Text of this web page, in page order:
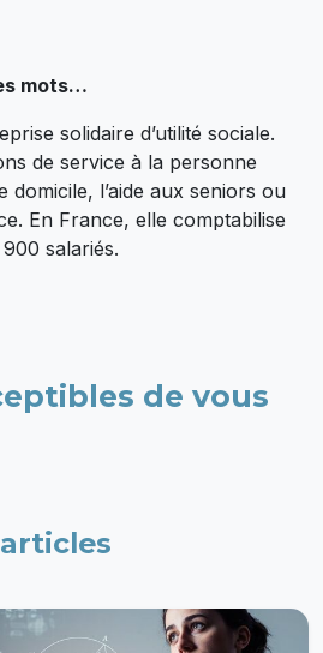
mots…
solidaire d’utilité sociale.
de service à la personne
domicile, l’aide aux seniors ou
En France, elle comptabilise
salariés.
de vous